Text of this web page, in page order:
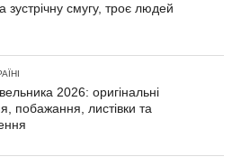
зустрічну смугу, троє людей
2026: оригінальні
побажання, листівки та